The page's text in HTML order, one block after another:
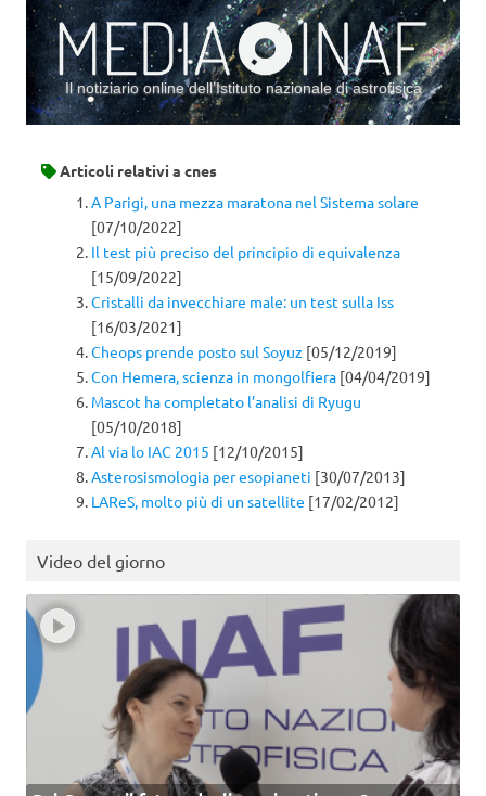
Il notiziario online dell’Istituto nazionale di astrofisica
Articoli relativi a cnes
A Parigi, una mezza maratona nel Sistema solare
[07/10/2022]
Il test più preciso del principio di equivalenza
[15/09/2022]
Cristalli da invecchiare male: un test sulla Iss
[16/03/2021]
Cheops prende posto sul Soyuz [05/12/2019]
Con Hemera, scienza in mongolfiera [04/04/2019]
Mascot ha completato l’analisi di Ryugu
[05/10/2018]
Al via lo IAC 2015 [12/10/2015]
Asterosismologia per esopianeti [30/07/2013]
LAReS, molto più di un satellite [17/02/2012]
Video del giorno